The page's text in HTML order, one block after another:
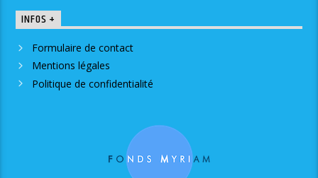
INFOS +
Formulaire de contact
Mentions légales
Politique de confidentialité